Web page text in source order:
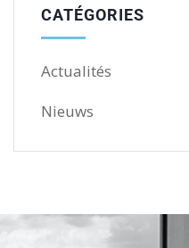
CATÉGORIES
Actualités
Nieuws